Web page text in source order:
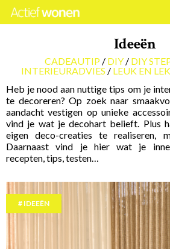
Ideeën
CADEAUTIP DIY DIY
INTERIEURADVIES
LEUK EN
Heb je nood aan nuttige tips om je
te decoreren? Op zoek naar
aandacht vestigen op unieke
vind je wat je decohart belieft. Plus
eigen deco-creaties te realiseren,
Daarnaast vind je hier wat je
recepten, tips, testen…
IDEEËN